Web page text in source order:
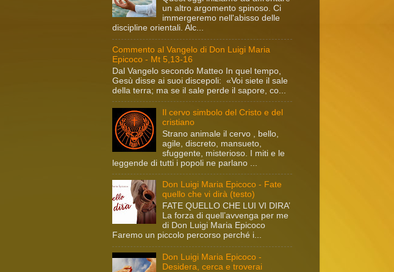
un altro argomento spinoso. Ci
immergeremo nell'abisso delle
discipline orientali. Alc...
Commento al Vangelo di Don Luigi Maria
Epicoco - Mt 5,13-16
Dal Vangelo secondo Matteo In quel tempo,
Gesù disse ai suoi discepoli: «Voi siete il sale
della terra; ma se il sale perde il sapore, co...
Il cervo simbolo del Cristo e del
cristiano
Strano animale il cervo , bello,
agile, discreto, mansueto,
sfuggente, misterioso. I miti e le
leggende di tutti i popoli ne parlano ...
Don Luigi Maria Epicoco - Fate
quello che vi dirà (testo)
FATE QUELLO CHE LUI VI DIRA’
La forza di quell’avvenga per me
di Don Luigi Maria Epicoco
Faremo un piccolo percorso perché i...
Don Luigi Maria Epicoco -
Desidera, cerca e troverai